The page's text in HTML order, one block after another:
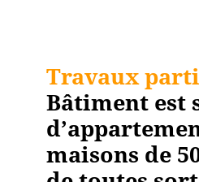
Travaux
Bâtiment est
maisons de